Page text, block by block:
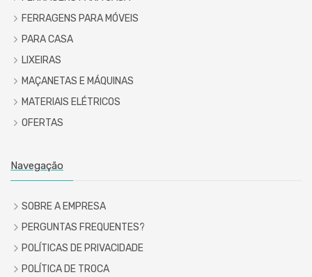
FERRAGENS PARA MÓVEIS
PARA CASA
LIXEIRAS
MAÇANETAS E MÁQUINAS
MATERIAIS ELÉTRICOS
OFERTAS
Navegação
SOBRE A EMPRESA
PERGUNTAS FREQUENTES?
POLÍTICAS DE PRIVACIDADE
POLÍTICA DE TROCA